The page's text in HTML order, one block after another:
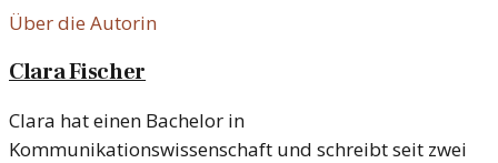
Über die Autorin
Clara Fischer
Clara hat einen Bachelor in
Kommunikationswissenschaft und schreibt seit zwei